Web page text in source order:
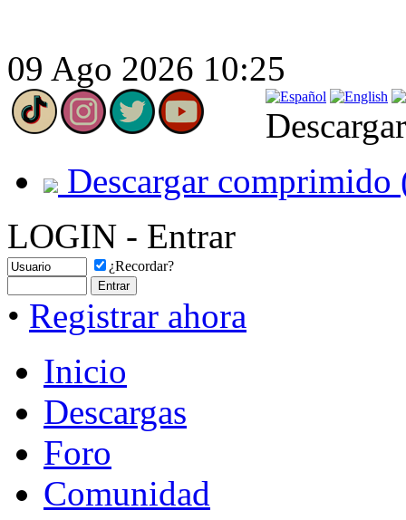
09 Ago 2026 10:25
Descargar comprimido
LOGIN - Entrar
¿Recordar?
• Registrar ahora
Inicio
Descargas
Foro
Comunidad